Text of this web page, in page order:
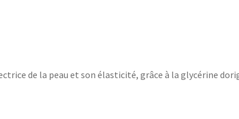
de la peau et son élasticité, grâce à la glycérine